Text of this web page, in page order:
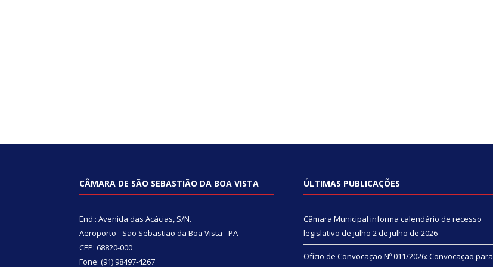
CÂMARA DE SÃO SEBASTIÃO DA BOA VISTA
End.: Avenida das Acácias, S/N.
Aeroporto - São Sebastião da Boa Vista - PA
CEP: 68820-000
Fone: (91) 98497-4267
ÚLTIMAS PUBLICAÇÕES
Câmara Municipal informa calendário de recesso
legislativo de julho 2 de julho de 2026
Ofício de Convocação Nº 011/2026: Convocação para